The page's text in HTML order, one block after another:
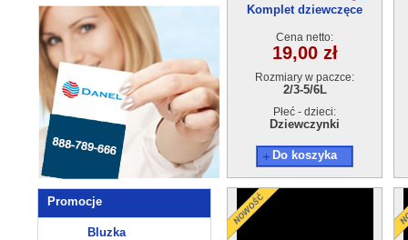
Promocje
Bluzka
Sukienka
Komplet dziewczęce
Cena netto:
19,00 zł
Rozmiary w paczce:
2/3-5/6L
Płeć - dzieci:
Dziewczynki
Do koszyka